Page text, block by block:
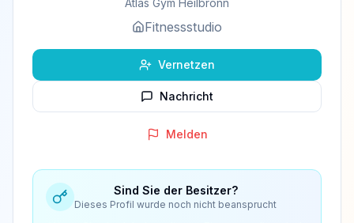
Atlas Gym Heilbronn
Fitnessstudio
Vernetzen
Nachricht
Melden
Sind Sie der Besitzer?
Dieses Profil wurde noch nicht beansprucht